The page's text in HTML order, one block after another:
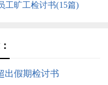
工旷工检讨书(15篇)
出假期检讨书